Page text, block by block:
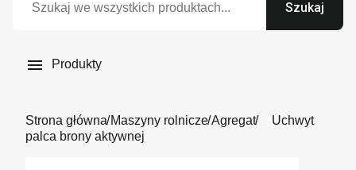
Szukaj
 Produkty
Strona główna Maszyny rolnicze Agregat
Uchwyt
palca brony aktywnej